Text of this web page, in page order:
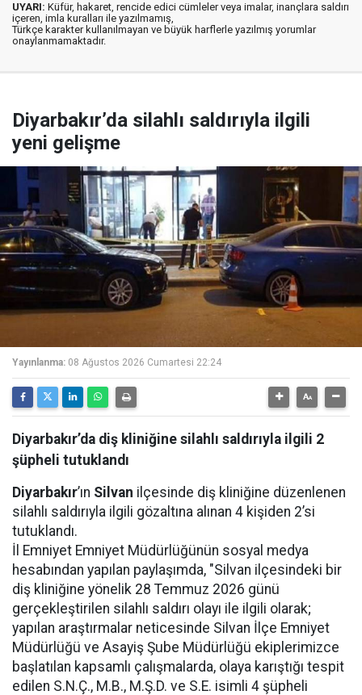
UYARI: Küfür, hakaret, rencide edici cümleler veya imalar, inançlara saldırı
içeren, imla kuralları ile yazılmamış,
Türkçe karakter kullanılmayan ve büyük harflerle yazılmış yorumlar
onaylanmamaktadır.
Diyarbakır’da silahlı saldırıyla ilgili
yeni gelişme
Yayınlanma: 08 Ağustos 2026 Cumartesi 22:24
Diyarbakır’da diş kliniğine silahlı saldırıyla ilgili 2
şüpheli tutuklandı
Diyarbakır’ın Silvan ilçesinde diş kliniğine düzenlenen
silahlı saldırıyla ilgili gözaltına alınan 4 kişiden 2’si
tutuklandı.
İl Emniyet Emniyet Müdürlüğünün sosyal medya
hesabından yapılan paylaşımda, "Silvan ilçesindeki bir
diş kliniğine yönelik 28 Temmuz 2026 günü
gerçekleştirilen silahlı saldırı olayı ile ilgili olarak;
yapılan araştırmalar neticesinde Silvan İlçe Emniyet
Müdürlüğü ve Asayiş Şube Müdürlüğü ekiplerimizce
başlatılan kapsamlı çalışmalarda, olaya karıştığı tespit
edilen S.N.Ç., M.B., M.Ş.D. ve S.E. isimli 4 şüpheli